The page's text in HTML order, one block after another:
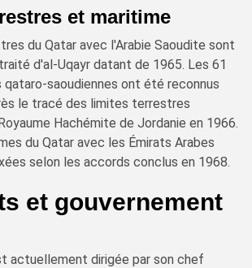
et maritime
du Qatar avec l'Arabie Saoudite sont
d'al-Uqayr datant de 1965. Les 61
saoudiennes ont été reconnus
le tracé des limites terrestres
Hachémite de Jordanie en 1966.
du Qatar avec les Émirats Arabes
selon les accords conclus en 1968.
et gouvernement
actuellement dirigée par son chef